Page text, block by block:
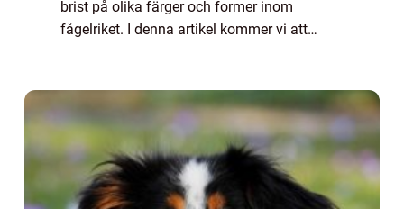
brist på olika färger och former inom
fågelriket. I denna artikel kommer vi att